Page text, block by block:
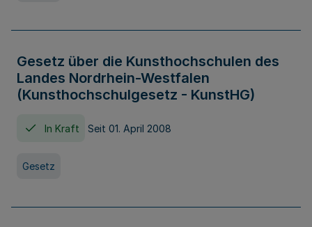
Gesetz über die Kunsthochschulen des
Landes Nordrhein-Westfalen
(Kunsthochschulgesetz - KunstHG)
In Kraft Seit 01. April 2008
Gesetz